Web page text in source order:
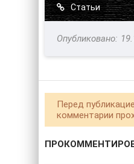
Статьи
Перед
комментарии